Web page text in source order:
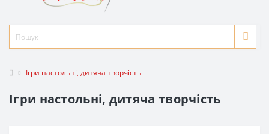
Ігри настольні, дитяча творчість
Ігри настольні, дитяча творчість